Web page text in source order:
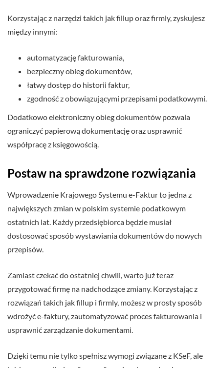
Korzystając z narzędzi takich jak fillup oraz firmly, zyskujesz
między innymi:
automatyzację fakturowania,
bezpieczny obieg dokumentów,
łatwy dostęp do historii faktur,
zgodność z obowiązującymi przepisami podatkowymi.
Dodatkowo elektroniczny obieg dokumentów pozwala
ograniczyć papierową dokumentację oraz usprawnić
współpracę z księgowością.
Postaw na sprawdzone rozwiązania
Wprowadzenie Krajowego Systemu e-Faktur to jedna z
największych zmian w polskim systemie podatkowym
ostatnich lat. Każdy przedsiębiorca będzie musiał
dostosować sposób wystawiania dokumentów do nowych
przepisów.
Zamiast czekać do ostatniej chwili, warto już teraz
przygotować firmę na nadchodzące zmiany. Korzystając z
rozwiązań takich jak fillup i firmly, możesz w prosty sposób
wdrożyć e-faktury, zautomatyzować proces fakturowania i
usprawnić zarządzanie dokumentami.
Dzięki temu nie tylko spełnisz wymogi związane z KSeF, ale